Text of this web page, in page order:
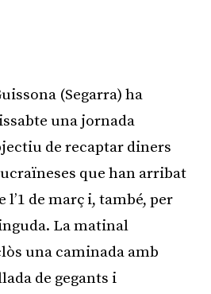
(Segarra) ha
una jornada
de recaptar diners
que han arribat
de març i, també, per
La matinal
una caminada amb
de gegants i